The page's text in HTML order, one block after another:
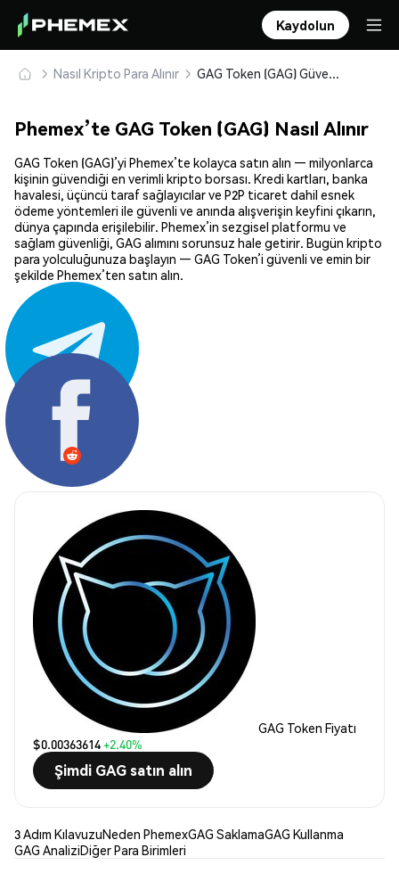
Kaydolun
Nasıl Kripto Para Alınır GAG Token (GAG) Güvenle Satın Alın ve Saklayın
Phemex’te GAG Token (GAG) Nasıl Alınır
GAG Token (GAG)’yi Phemex’te kolayca satın alın — milyonlarca
kişinin güvendiği en verimli kripto borsası. Kredi kartları, banka
havalesi, üçüncü taraf sağlayıcılar ve P2P ticaret dahil esnek
ödeme yöntemleri ile güvenli ve anında alışverişin keyfini çıkarın,
dünya çapında erişilebilir. Phemex’in sezgisel platformu ve
sağlam güvenliği, GAG alımını sorunsuz hale getirir. Bugün kripto
para yolculuğunuza başlayın — GAG Token’i güvenli ve emin bir
şekilde Phemex’ten satın alın.
Paylaş:
GAG Token Fiyatı
$0.00363614+2.40%
Şimdi GAG satın alın
3 Adım KılavuzuNeden PhemexGAG SaklamaGAG Kullanma
GAG AnaliziDiğer Para Birimleri